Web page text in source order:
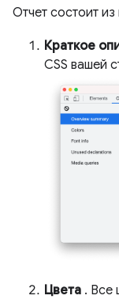
Отчет состоит
Краткое
CSS вашей
Цвета . Все